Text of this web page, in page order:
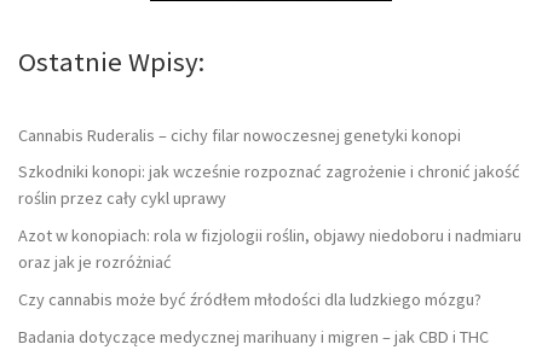
Ostatnie Wpisy:
Cannabis Ruderalis – cichy filar nowoczesnej genetyki konopi
Szkodniki konopi: jak wcześnie rozpoznać zagrożenie i chronić jakość
roślin przez cały cykl uprawy
Azot w konopiach: rola w fizjologii roślin, objawy niedoboru i nadmiaru
oraz jak je rozróżniać
Czy cannabis może być źródłem młodości dla ludzkiego mózgu?
Badania dotyczące medycznej marihuany i migren – jak CBD i THC